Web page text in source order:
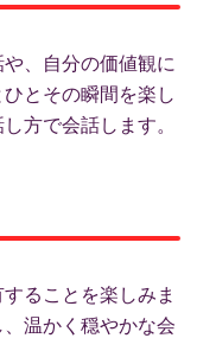
、自分の価値観に
とその瞬間を楽し
方で会話します。
ることを楽しみま
温かく穏やかな会